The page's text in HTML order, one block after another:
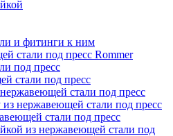
и фитинги к ним
стали под пресс Rommer
под пресс
стали под пресс
стали под пресс
нержавеющей стали под пресс
стали под пресс
из нержавеющей стали под